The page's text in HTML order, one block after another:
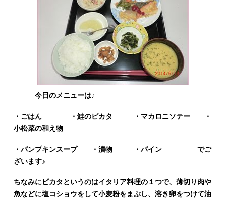
今日のメニューは♪
・ごはん ・鮭のピカタ ・マカロニソテー ・
小松菜の和え物
・パンプキンスープ ・漬物 ・パイン でご
ざいます♪
ちなみにピカタというのはイタリア料理の１つで、薄切り肉や
魚などに塩コショウをして小麦粉をまぶし、溶き卵をつけて油